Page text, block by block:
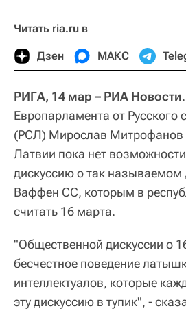
Читать ria.ru в
Дзен МАКС
РИГА, 14 мар – РИА Новости
Европарламента от Русского
(РСЛ) Мирослав Митрофанов
Латвии пока нет
дискуссию о так называемом
Ваффен СС, которым в
считать ‪16 марта‬.
"Общественной дискуссии о
бесчестное поведение
интеллектуалов, которые
эту дискуссию в тупик", -